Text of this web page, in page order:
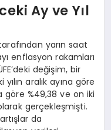
Ay ve Yıl
yarın saat
enflasyon rakamları
değişim, bir
aralık ayına göre
göre %49,38 ve on iki
gerçekleşmişti.
da